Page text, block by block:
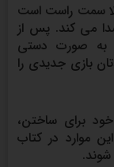
سمت راست است
می کند. پس از
به صورت دستی
بازی جدیدی را
برای ساختن،
موارد در کتاب